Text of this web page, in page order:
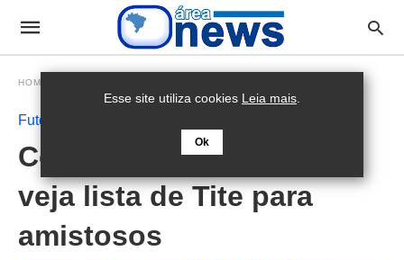
HOMEPAGE
Futebol
Convocados da Seleção:
veja lista de Tite para
amistosos
Esse site utiliza cookies Leia mais.
Ok